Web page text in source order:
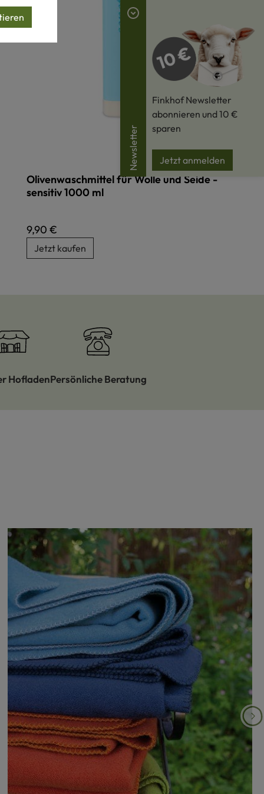
Olivenwaschmittel für Wolle und Seide -
sensitiv 1000 ml
Regulärer Preis:
9,90 €
Jetzt kaufen
HofladenPersönliche Beratung
Newsletter
Finkhof Newsletter
abonnieren und 10 €
sparen
Jetzt anmelden